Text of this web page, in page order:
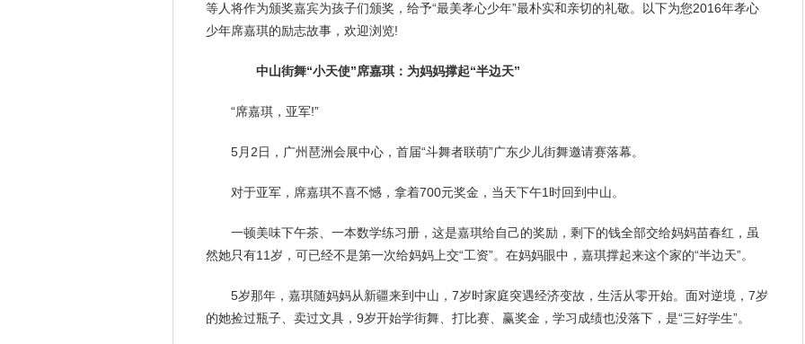
等人将作为颁奖嘉宾为孩子们颁奖，给予“最美孝心少年”最朴实和亲切的礼敬。以下为您2016年孝心
少年席嘉琪的励志故事，欢迎浏览!
中山街舞“小天使”席嘉琪：为妈妈撑起“半边天”
“席嘉琪，亚军!”
5月2日，广州琶洲会展中心，首届“斗舞者联萌”广东少儿街舞邀请赛落幕。
对于亚军，席嘉琪不喜不憾，拿着700元奖金，当天下午1时回到中山。
一顿美味下午茶、一本数学练习册，这是嘉琪给自己的奖励，剩下的钱全部交给妈妈苗春红，虽
然她只有11岁，可已经不是第一次给妈妈上交“工资”。在妈妈眼中，嘉琪撑起来这个家的“半边天”。
5岁那年，嘉琪随妈妈从新疆来到中山，7岁时家庭突遇经济变故， 生活从零开始。面对逆境，7岁
的她捡过瓶子、卖过文具，9岁开始学街舞、打比赛、赢奖金， 学习成绩也没落下，是“三好学生”。